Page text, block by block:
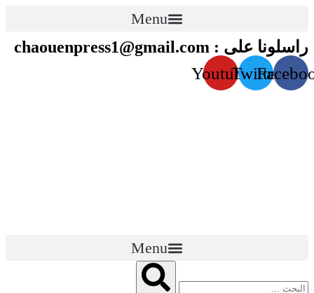
Menu
راسلونا على : chaouenpress1@gmail.com
Twitter
Youtube
Menu